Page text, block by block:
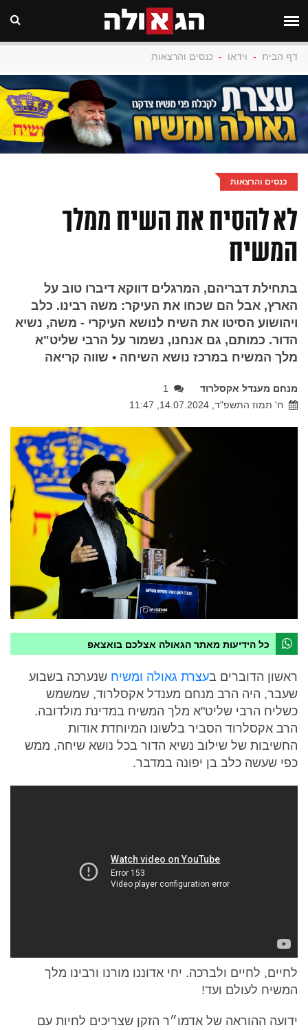
דף הבית - וידאו - כנסים והרצאות
כנסים והרצאות
לא להסיח את השיח ממלך
המשיח
בתחילת דבריהם, המרגלים דווקא דיברו טוב על
הארץ, אבל הם שכחו את העיקר: משה רבינו. כלב
ויהושוע הסיטו את השיח לנושא העיקרי - משה, נשיא
הדור. כמותם, גם אנחנו, נשמור על הרבי שליט"א
מלך המשיח במרכז נושא השיחה • שווה קריאה
מנחם מענדל אקסלרוד
1
ח' תמוז התשפ"ד, 14.07.2024, 11:47
כל הידיעות מאתר הגאולה אצלכם בואצאפ
ראשון הדוברים בעצרת גאולה ומשיח שנערכה בשבוע
שעבר, היה הרב מנחם מענדל אקסלרוד, שמשמש
כשליח הרבי שליט"א מלך המשיח במדינת מולדובה.
הרב אקסלרוד הסביר בלשונו המיוחדת אודות
החשיבות של שילוב נשיא הדור בכל נושא שיחה, ממש
כפי שעשה כלב בן יפונה במדבר.
לחיים, לחיים ולברכה. יחי אדוננו מורנו ורבינו מלך
המשיח לעולם ועד!
ידועה ההוראה של אדמו״ר הזקן שצריכים לחיות עם